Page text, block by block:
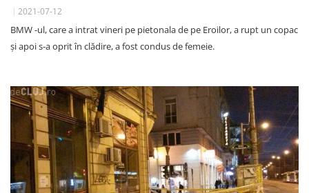
2021-07-12
BMW -ul, care a intrat vineri pe pietonala de pe Eroilor, a rupt un copac
și apoi s-a oprit în clădire, a fost condus de femeie.